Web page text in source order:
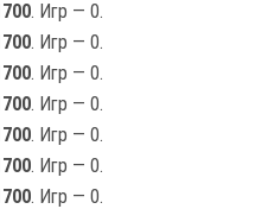
. Игр — 0.
. Игр — 0.
. Игр — 0.
. Игр — 0.
. Игр — 0.
. Игр — 0.
. Игр — 0.